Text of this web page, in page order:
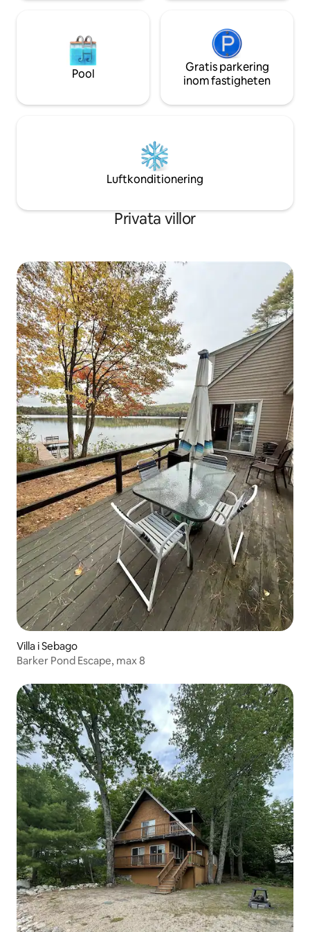
Pool
Gratis parkering
inom fastigheten
Luftkonditionering
Privata villor
Villa i Sebago
Barker Pond Escape, max 8